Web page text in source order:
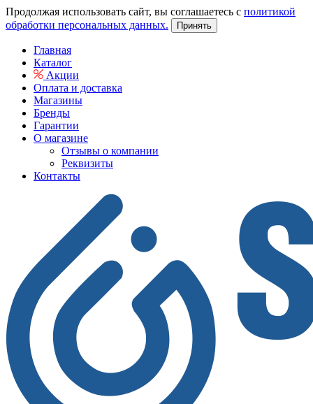
Продолжая использовать сайт, вы соглашаетесь с политикой
обработки персональных данных.
Принять
Главная
Каталог
Акции
Оплата и доставка
Магазины
Бренды
Гарантии
О магазине
Отзывы о компании
Реквизиты
Контакты